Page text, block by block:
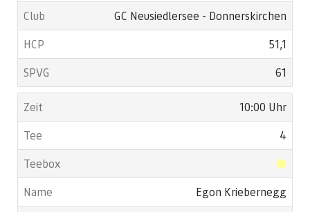
GC Neusiedlersee - Donnerskirchen
51,1
61
10:00 Uhr
4
Egon Kriebernegg